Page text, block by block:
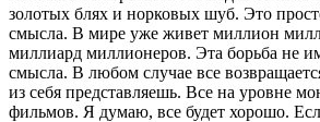
золотых блях и норковых шуб. Это
смысла. В мире уже живет миллион
миллиард миллионеров. Эта борьба не
смысла. В любом случае все
из себя представляешь. Все на уровне
фильмов. Я думаю, все будет хорошо.